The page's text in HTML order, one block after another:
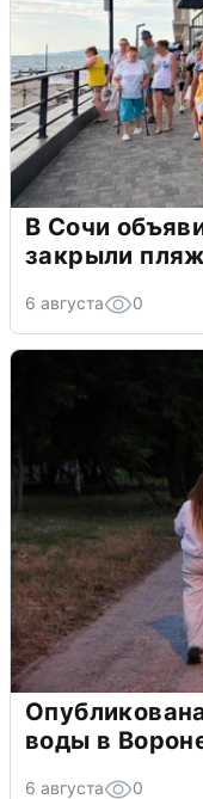
В Сочи
закрыли
6 августа 0
воды в
6 августа 0